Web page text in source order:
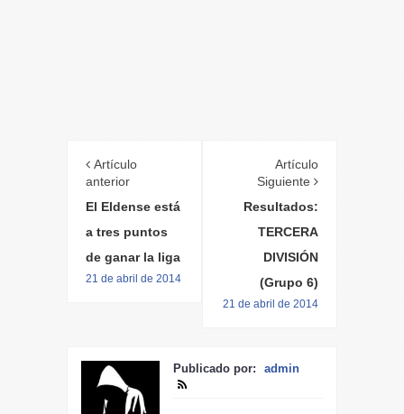
Artículo
anterior
El Eldense está
a tres puntos
de ganar la liga
21 de abril de 2014
Artículo
Siguiente
Resultados:
TERCERA
DIVISIÓN
(Grupo 6)
21 de abril de 2014
Publicado por: admin